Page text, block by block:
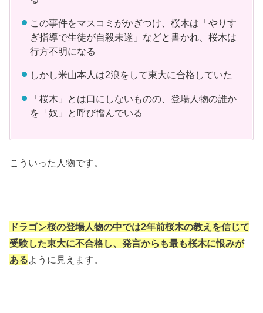
この事件をマスコミがかぎつけ、桜木は「やりす
ぎ指導で生徒が自殺未遂」などと書かれ、桜木は
行方不明になる
しかし米山本人は2浪をして東大に合格していた
「桜木」とは口にしないものの、登場人物の誰か
を「奴」と呼び憎んでいる
こういった人物です。
ドラゴン桜の登場人物の中では2年前桜木の教えを信じて
受験した東大に不合格し、発言からも最も桜木に恨みが
あるように見えます。